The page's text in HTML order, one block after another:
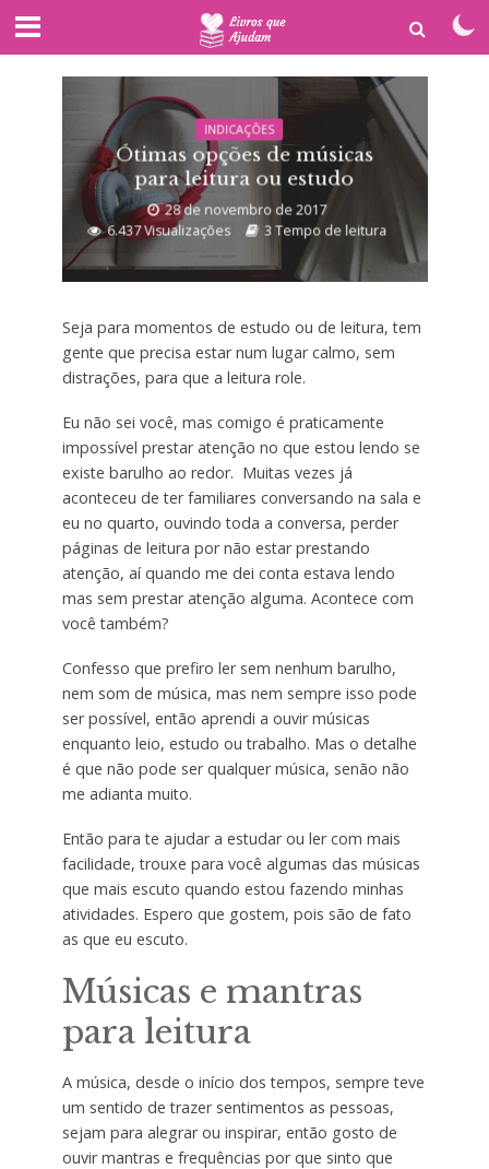
INDICAÇÕES
Ótimas opções de músicas
para leitura ou estudo
28 de novembro de 2017
6.437 Visualizações
3 Tempo de leitura
Seja para momentos de estudo ou de leitura, tem
gente que precisa estar num lugar calmo, sem
distrações, para que a leitura role.
Eu não sei você, mas comigo é praticamente
impossível prestar atenção no que estou lendo se
existe barulho ao redor. Muitas vezes já
aconteceu de ter familiares conversando na sala e
eu no quarto, ouvindo toda a conversa, perder
páginas de leitura por não estar prestando
atenção, aí quando me dei conta estava lendo
mas sem prestar atenção alguma. Acontece com
você também?
Confesso que prefiro ler sem nenhum barulho,
nem som de música, mas nem sempre isso pode
ser possível, então aprendi a ouvir músicas
enquanto leio, estudo ou trabalho. Mas o detalhe
é que não pode ser qualquer música, senão não
me adianta muito.
Então para te ajudar a estudar ou ler com mais
facilidade, trouxe para você algumas das músicas
que mais escuto quando estou fazendo minhas
atividades. Espero que gostem, pois são de fato
as que eu escuto.
Músicas e mantras
para leitura
A música, desde o início dos tempos, sempre teve
um sentido de trazer sentimentos as pessoas,
sejam para alegrar ou inspirar, então gosto de
ouvir mantras e frequências por que sinto que